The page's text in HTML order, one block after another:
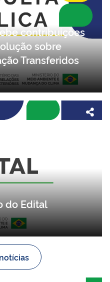
contribuições
sobre
Transferidos
do Edital